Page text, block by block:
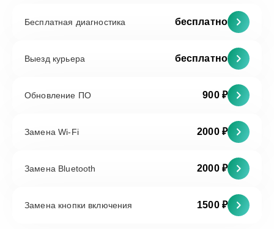
Бесплатная диагностика бесплатно
Выезд курьера бесплатно
Обновление ПО 900 ₽
Замена Wi-Fi 2000 ₽
Замена Bluetooth 2000 ₽
Замена кнопки включения 1500 ₽